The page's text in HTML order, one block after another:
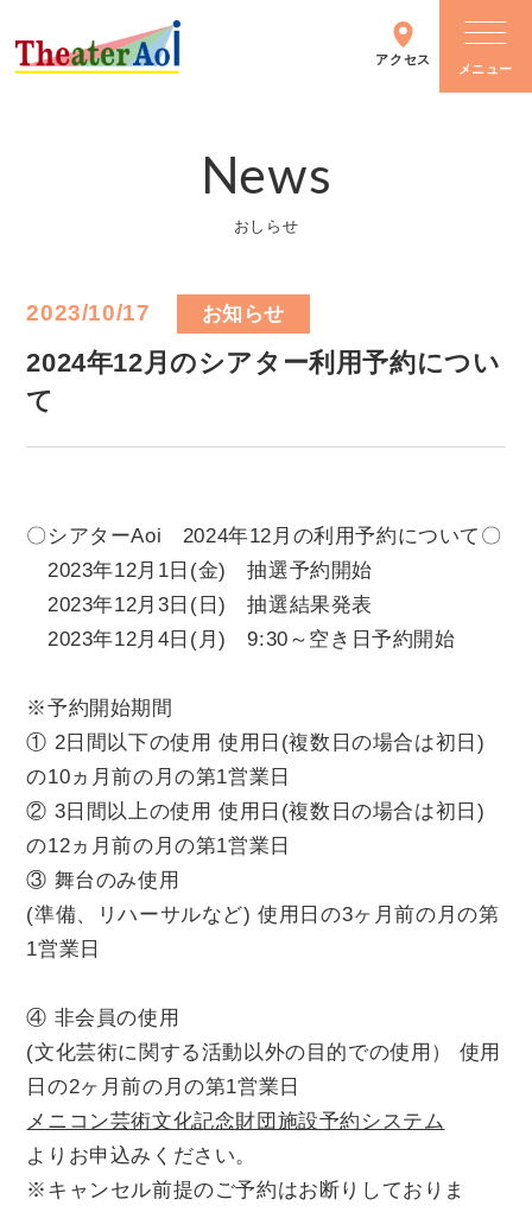
シアターについて
主催イベント
イベントカレンダー
チケット
貸館情報
よくあるご質問
アクセス
サポートが必要な方へ
サイトポリシー
個人情報保護方針
アクセス
News
おしらせ
2023/10/17 お知らせ
2024年12月のシアター利用予約につい
て
〇シアターAoi 2024年12月の利用予約について〇
2023年12月1日(金) 抽選予約開始
2023年12月3日(日) 抽選結果発表
2023年12月4日(月) 9:30～空き日予約開始
※予約開始期間
① 2日間以下の使用 使用日(複数日の場合は初日)
の10ヵ月前の月の第1営業日
② 3日間以上の使用 使用日(複数日の場合は初日)
の12ヵ月前の月の第1営業日
③ 舞台のみ使用
(準備、リハーサルなど) 使用日の3ヶ月前の月の第
1営業日
④ 非会員の使用
(文化芸術に関する活動以外の目的での使用） 使用
日の2ヶ月前の月の第1営業日
メニコン芸術文化記念財団施設予約システム
よりお申込みください。
※キャンセル前提のご予約はお断りしておりま